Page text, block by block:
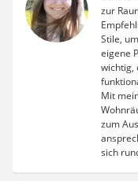
zur
Stile,
eigene
wichtig,
Mit
zum
sich